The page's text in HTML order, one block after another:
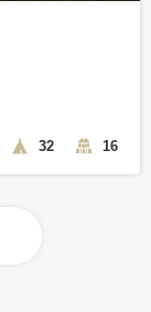
32 16